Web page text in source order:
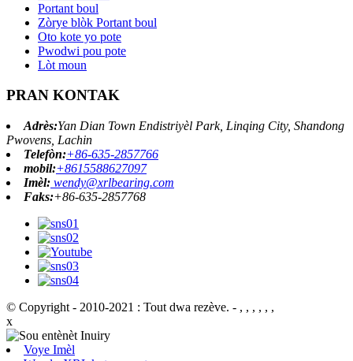
Portant boul
Zòrye blòk Portant boul
Oto kote yo pote
Pwodwi pou pote
Lòt moun
PRAN KONTAK
Adrès:Yan Dian Town Endistriyèl Park, Linqing City, Shandong
Pwovens, Lachin
Telefòn:+86-635-2857766
mobil:+8615588627097
Imèl: wendy@xrlbearing.com
Faks:+86-635-2857768
© Copyright - 2010-2021 : Tout dwa rezève. - , , , , , ,
x
Voye Imèl